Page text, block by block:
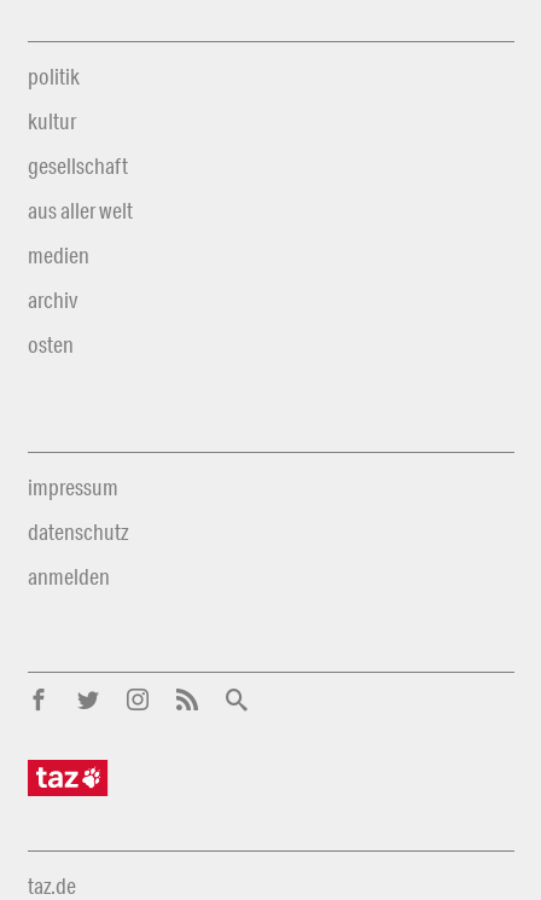
politik
kultur
gesellschaft
aus aller welt
medien
archiv
osten
impressum
datenschutz
anmelden
taz.de